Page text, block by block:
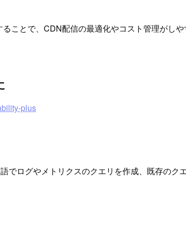
ことで、CDN配信の最適化やコスト管理がし
plus
ログやメトリクスのクエリを作成、既存のク